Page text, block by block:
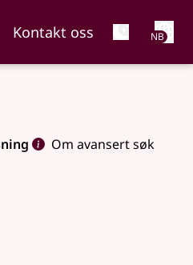
Kontakt oss NB
Om avansert søk